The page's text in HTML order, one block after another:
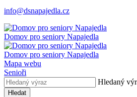
info@dsnapajedla.cz
Domov pro seniory Napajedla
Domov pro seniory Napajedla
Mapa webu
Senioři
Hledaný
Hledat